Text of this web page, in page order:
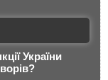
України